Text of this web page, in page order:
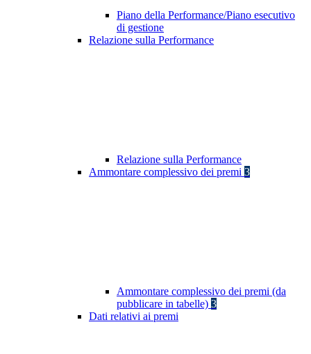
Piano della Performance/Piano esecutivo
di gestione
Relazione sulla Performance
Relazione sulla Performance
Ammontare complessivo dei premi 3
Ammontare complessivo dei premi (da
pubblicare in tabelle) 3
Dati relativi ai premi